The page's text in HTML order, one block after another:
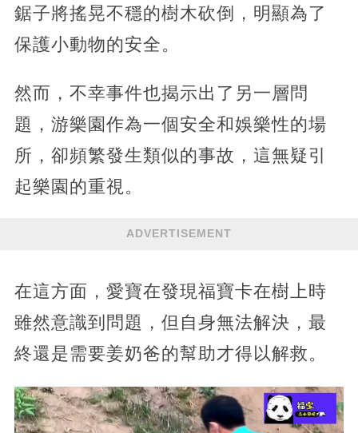
鋸子將搖晃不穩的樹木砍倒，明顯為了
保護小動物的安全。
然而，不幸事件也揭示出了另一層問
題，游樂園作為一個安全和娛樂性的場
所，卻頻繁發生類似的事故，這無疑引
起樂園的重視。
ADVERTISEMENT
在這方面，愛寶在發現福寶卡在樹上時
雖然意識到問題，但自身無法解決，最
終還是需要姜奶爸的幫助才得以解救。